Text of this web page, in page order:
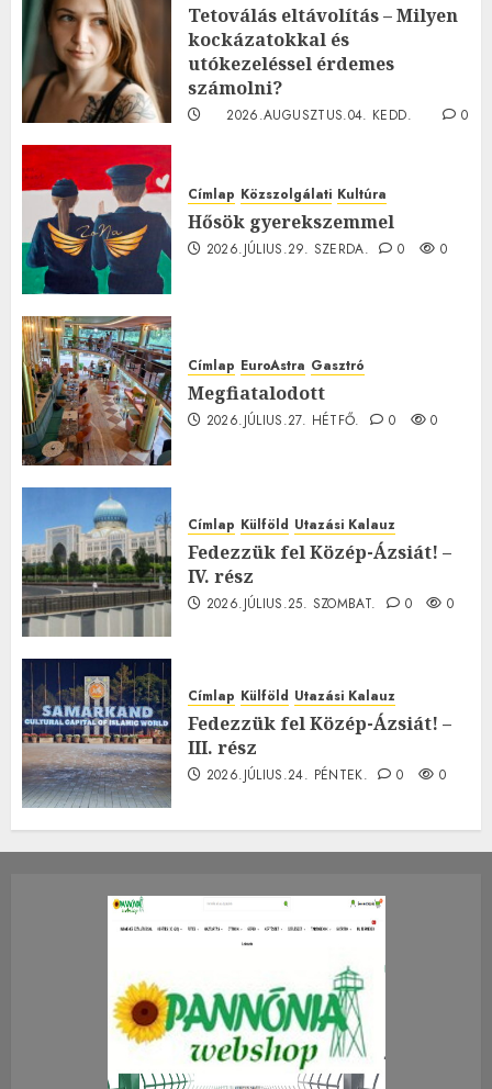
Tetoválás eltávolítás – Milyen
kockázatokkal és
utókezeléssel érdemes
számolni?
2026.AUGUSZTUS.04. KEDD.
0
Címlap Közszolgálati Kultúra
Hősök gyerekszemmel
2026.JÚLIUS.29. SZERDA. 0 0
Címlap EuroAstra Gasztró
Megfiatalodott
2026.JÚLIUS.27. HÉTFŐ. 0 0
Címlap Külföld Utazási Kalauz
Fedezzük fel Közép-Ázsiát! –
IV. rész
2026.JÚLIUS.25. SZOMBAT. 0 0
Címlap Külföld Utazási Kalauz
Fedezzük fel Közép-Ázsiát! –
III. rész
2026.JÚLIUS.24. PÉNTEK. 0 0